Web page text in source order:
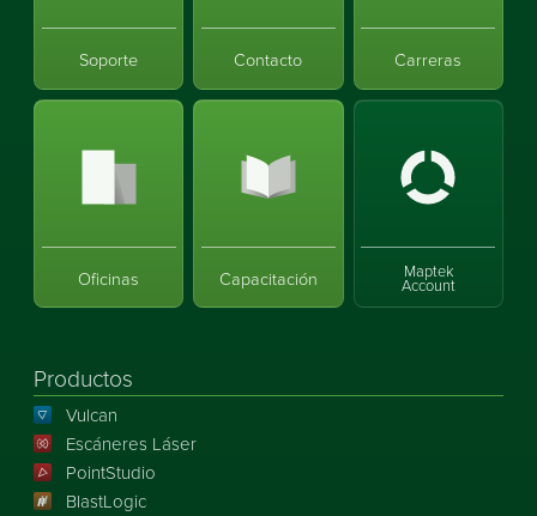
Soporte Contacto Carreras
Oficinas Capacitación Maptek
Account
Productos
Vulcan
Escáneres Láser
PointStudio
BlastLogic